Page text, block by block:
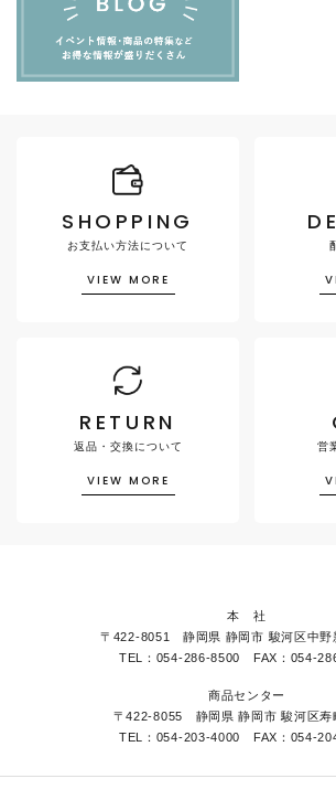
SHOPPING
お支払い方法について
VIEW MORE
RETURN
返品・交換について
VIEW MORE
営
本 社
〒422-8051 静岡県 静岡市 駿河区中野
TEL：054-286-8500 FAX：054-
商品センター
〒422-8055 静岡県 静岡市 駿河区寿
TEL：054-203-4000 FAX：054-